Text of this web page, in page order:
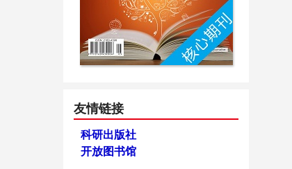
友情链接
科研出版社
开放图书馆